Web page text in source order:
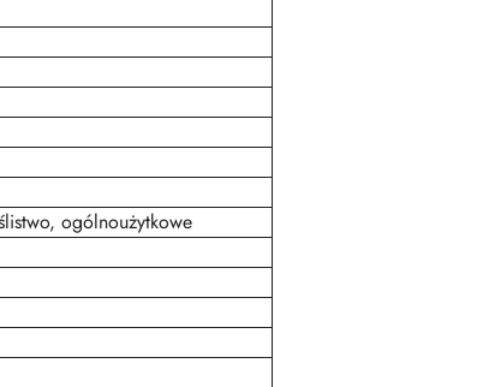
ogólnoużytkowe